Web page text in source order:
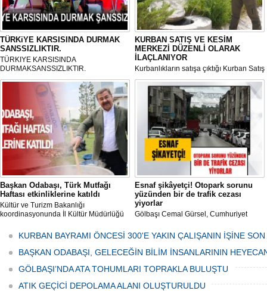
TÜRKiYE KARSISINDA DURMAK
SANSSIZLIKTIR.
TÜRKIYE KARSISINDA
DURMAKSANSSIZLIKTIR.
KURBAN SATIŞ VE KESİM
MERKEZİ DÜZENLİ OLARAK
İLAÇLANIYOR
Kurbanlıkların satışa çıktığı Kurban Satış
ve Kesim Merkezi, haşere ve
mikropların önüne geçilmesi amacıyla
her gün Gölbaşı Belediyesi ekipleri
tarafından düzenli olarak ilaçlanıyor.
Başkan Odabaşı, Türk Mutfağı
Haftası etkinliklerine katıldı
Kültür ve Turizm Bakanlığı
koordinasyonunda İl Kültür Müdürlüğü
Haftası" etkinlikleri Ankara'da devam
ediyor.
Esnaf şikâyetçi! Otopark sorunu
yüzünden bir de trafik cezası
yiyorlar
Gölbaşı Cemal Gürsel, Cumhuriyet
bulunan esnaf ve alışverişe gelen
vatandaşlar park cezaları yüzünden
canından bezdi.
KURBAN BAYRAMI ÖNCESİ 300'E YAKIN ÇALIŞANIN İŞİNE
BAŞKAN ODABAŞI, GELECEĞİN BİLİM İNSANLARININ
GÖLBAŞI’NDA ATA TOHUMLARI TOPRAKLA BULUŞTU
ATIK GEÇİCİ DEPOLAMA ALANI OLUŞTURULDU